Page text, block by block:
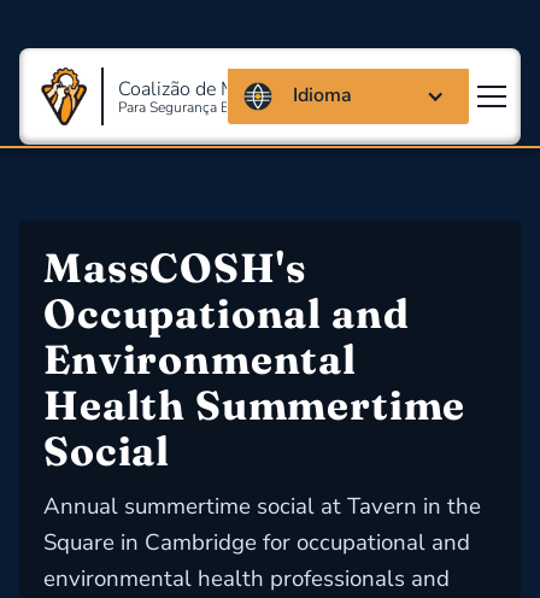
Coalizão de Massachusetts
Para Segurança E Saúde Ocupacional
Idioma
MassCOSH's
Occupational and
Environmental
Health Summertime
Social
Annual summertime social at Tavern in the
Square in Cambridge for occupational and
environmental health professionals and